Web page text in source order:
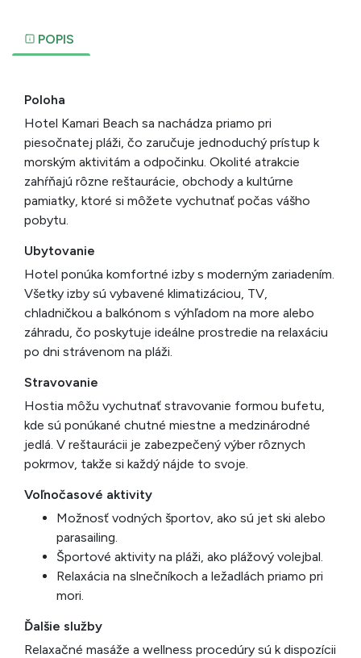
POPIS
Poloha
Hotel Kamari Beach sa nachádza priamo pri
piesočnatej pláži, čo zaručuje jednoduchý prístup k
morským aktivitám a odpočinku. Okolité atrakcie
zahŕňajú rôzne reštaurácie, obchody a kultúrne
pamiatky, ktoré si môžete vychutnať počas vášho
pobytu.
Ubytovanie
Hotel ponúka komfortné izby s moderným zariadením.
Všetky izby sú vybavené klimatizáciou, TV,
chladničkou a balkónom s výhľadom na more alebo
záhradu, čo poskytuje ideálne prostredie na relaxáciu
po dni strávenom na pláži.
Stravovanie
Hostia môžu vychutnať stravovanie formou bufetu,
kde sú ponúkané chutné miestne a medzinárodné
jedlá. V reštaurácii je zabezpečený výber rôznych
pokrmov, takže si každý nájde to svoje.
Voľnočasové aktivity
Možnosť vodných športov, ako sú jet ski alebo
parasailing.
Športové aktivity na pláži, ako plážový volejbal.
Relaxácia na slnečníkoch a ležadlách priamo pri
mori.
Ďalšie služby
Relaxačné masáže a wellness procedúry sú k dispozícii